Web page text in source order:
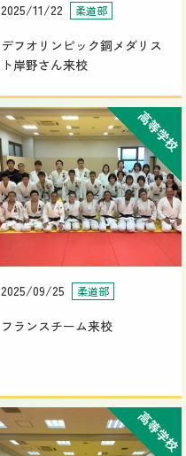
2025/11/22 柔道部
デフオリンピック銅メダリス
ト岸野さん来校
高等学校
2025/09/25 柔道部
フランスチーム来校
高等学校